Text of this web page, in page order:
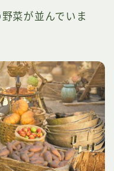
菜が並んでいま